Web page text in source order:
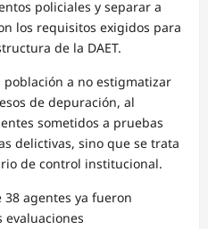
policiales y separar a
los requisitos exigidos para
de la DAET.
a no estigmatizar
de depuración, al
sometidos a pruebas
delictivas, sino que se trata
de control institucional.
agentes ya fueron